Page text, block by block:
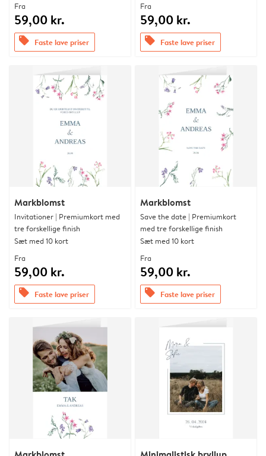
Fra
59,00 kr.
offers Faste lave priser
Fra
59,00 kr.
offers Faste lave priser
Markblomst
Invitationer | Premiumkort med
tre forskellige finish
Sæt med 10 kort
Fra
59,00 kr.
offers Faste lave priser
Markblomst
Save the date | Premiumkort
med tre forskellige finish
Sæt med 10 kort
Fra
59,00 kr.
offers Faste lave priser